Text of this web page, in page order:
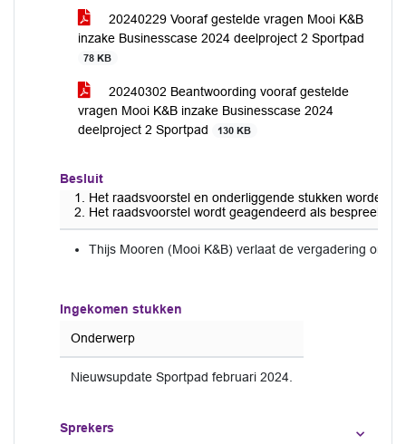
20240229 Vooraf gestelde vragen Mooi K&B
inzake Businesscase 2024 deelproject 2 Sportpad
78 KB
20240302 Beantwoording vooraf gestelde
vragen Mooi K&B inzake Businesscase 2024
deelproject 2 Sportpad
130 KB
Besluit
Het raadsvoorstel en onderliggende stukken worden
Het raadsvoorstel wordt geagendeerd als
Thijs Mooren (Mooi K&B) verlaat de vergadering om
Ingekomen stukken
Onderwerp
Nieuwsupdate Sportpad februari 2024.
Sprekers